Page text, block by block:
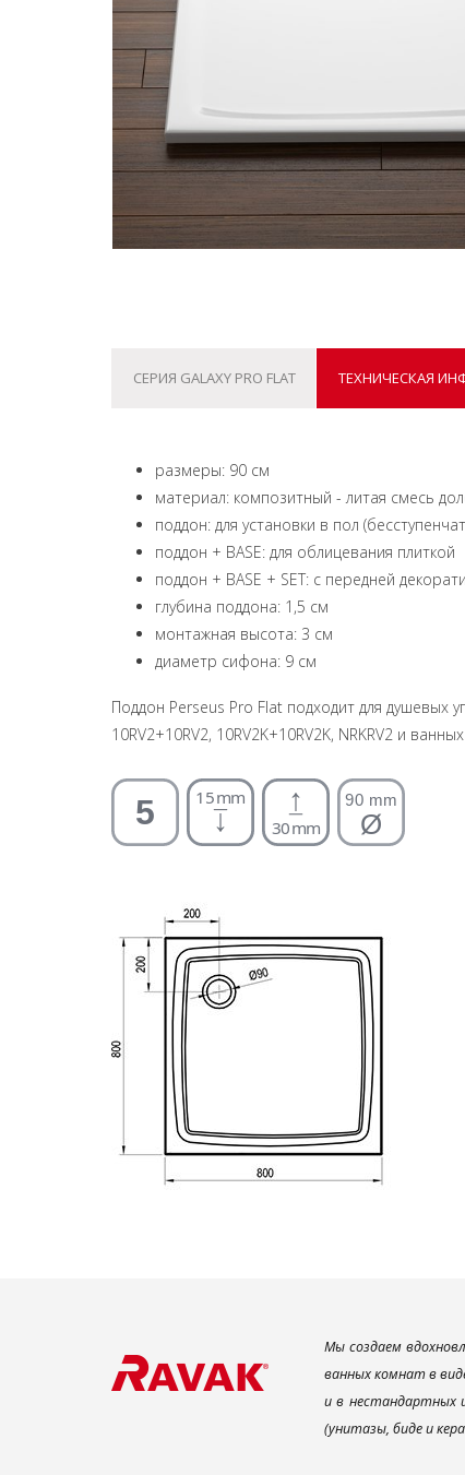
СЕРИЯ GALAXY PRO FLAT ТЕХНИЧЕСКАЯ
размеры: 90 см
материал: композитный - литая смесь
поддон: для установки в пол
поддон + BASE: для облицевания плиткой
поддон + BASE + SET: с передней
глубина поддона: 1,5 см
монтажная высота: 3 см
диаметр сифона: 9 см
Поддон Perseus Pro Flat подходит для душевых
10RV2+10RV2, 10RV2K+10RV2K, NRKRV2 и
Мы создаем
ванных комнат в
и в нестандартных
(унитазы, биде и